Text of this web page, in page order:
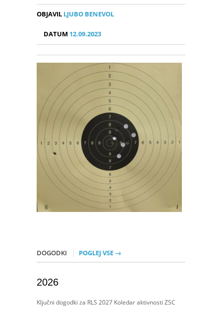
OBJAVIL LJUBO BENEVOL
DATUM 12.09.2023
DOGODKI POGLEJ VSE →
2026
Ključni dogodki za RLS 2027 Koledar aktivnosti ZSC